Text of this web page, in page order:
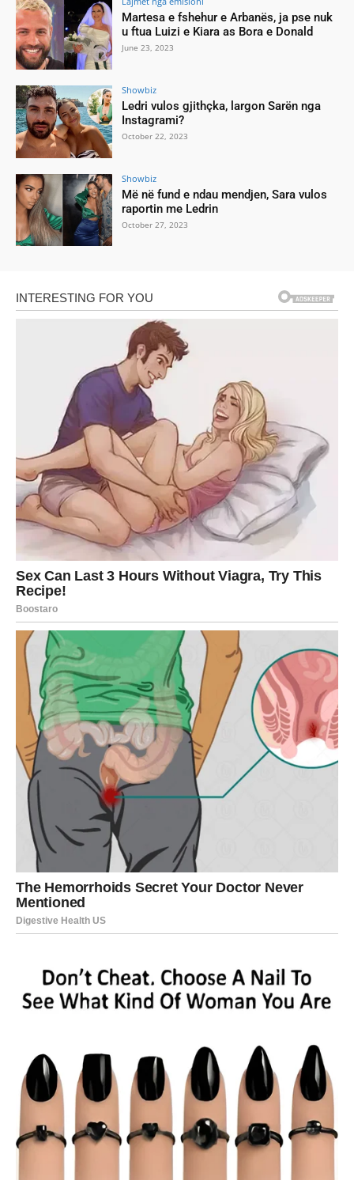
Martesa e fshehur e Arbanës, ja pse nuk
u ftua Luizi e Kiara as Bora e Donald
June 23, 2023
Showbiz
Ledri vulos gjithçka, largon Sarën nga
Instagrami?
October 22, 2023
Showbiz
Më në fund e ndau mendjen, Sara vulos
raportin me Ledrin
October 27, 2023